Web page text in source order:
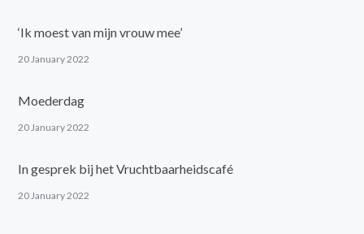
‘Ik moest van mijn vrouw mee’
20 January 2022
Moederdag
20 January 2022
In gesprek bij het Vruchtbaarheidscafé
20 January 2022